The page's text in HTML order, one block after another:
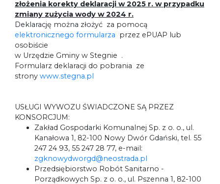
złożenia korekty deklaracji w 2025 r. w przypadku
zmiany zużycia wody w 2024 r.
Deklarację można złożyć za pomocą
elektronicznego formularza przez ePUAP lub
osobiście
w Urzędzie Gminy w Stegnie .
Formularz deklaracji do pobrania ze
strony www.stegna.pl
USŁUGI WYWOZU ŚWIADCZONE SĄ PRZEZ
KONSORCJUM:
Zakład Gospodarki Komunalnej Sp. z o. o., ul.
Kanałowa 1, 82-100 Nowy Dwór Gdański, tel. 55
247 24 93, 55 247 28 77, e-mail:
zgknowydworgd@neostrada.pl
Przedsiębiorstwo Robót Sanitarno -
Porządkowych Sp. z o. o., ul. Pszenna 1, 82-100